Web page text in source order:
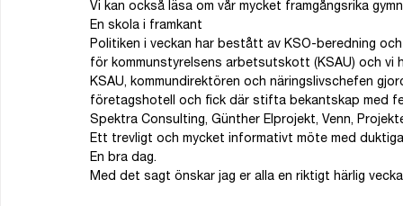
Vi kan också läsa om vår mycket framgångsrika
En skola i framkant
Politiken i veckan har bestått av KSO-beredning
för kommunstyrelsens arbetsutskott (KSAU) och vi
KSAU, kommundirektören och näringslivschefen
företagshotell och fick där stifta bekantskap med
Spektra Consulting, Günther Elprojekt, Venn,
Ett trevligt och mycket informativt möte med
En bra dag.
Med det sagt önskar jag er alla en riktigt härlig vecka